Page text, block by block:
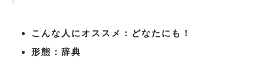
こんな人にオススメ：どなたにも！
形態：辞典